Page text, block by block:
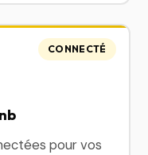
pour vos
CONNECTÉ